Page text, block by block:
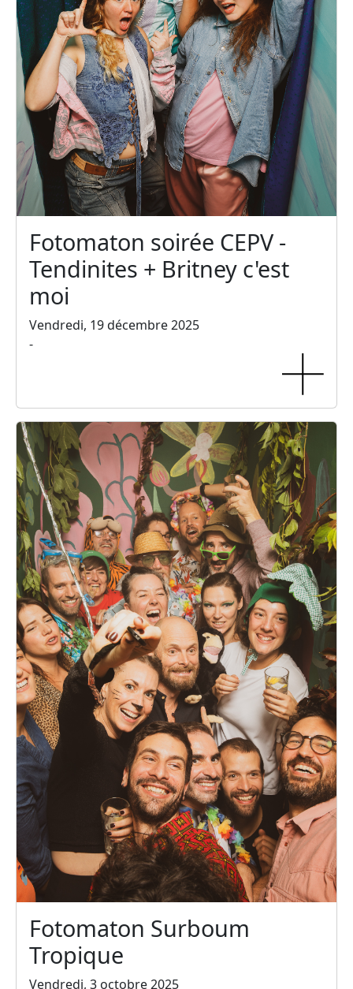
Fotomaton soirée CEPV -
Tendinites + Britney c'est
moi
Vendredi, 19 décembre 2025
-
Fotomaton Surboum
Tropique
Vendredi, 3 octobre 2025